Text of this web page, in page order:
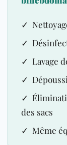
✓
✓
✓ Lavage
✓
✓
des sacs
✓ Même